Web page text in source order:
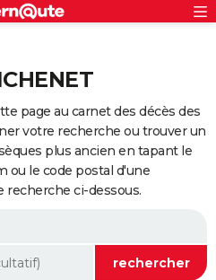
page au carnet des décès des
votre recherche ou trouver un
plus ancien en tapant le
ou le code postal d'une
ci-dessous.